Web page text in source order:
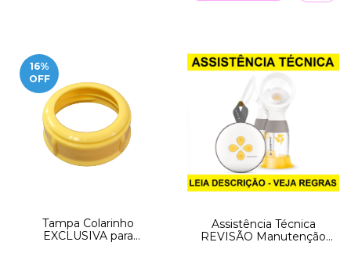
16%
OFF
Tampa Colarinho
EXCLUSIVA para
Assistência Técnica
REVISÃO Manutenção